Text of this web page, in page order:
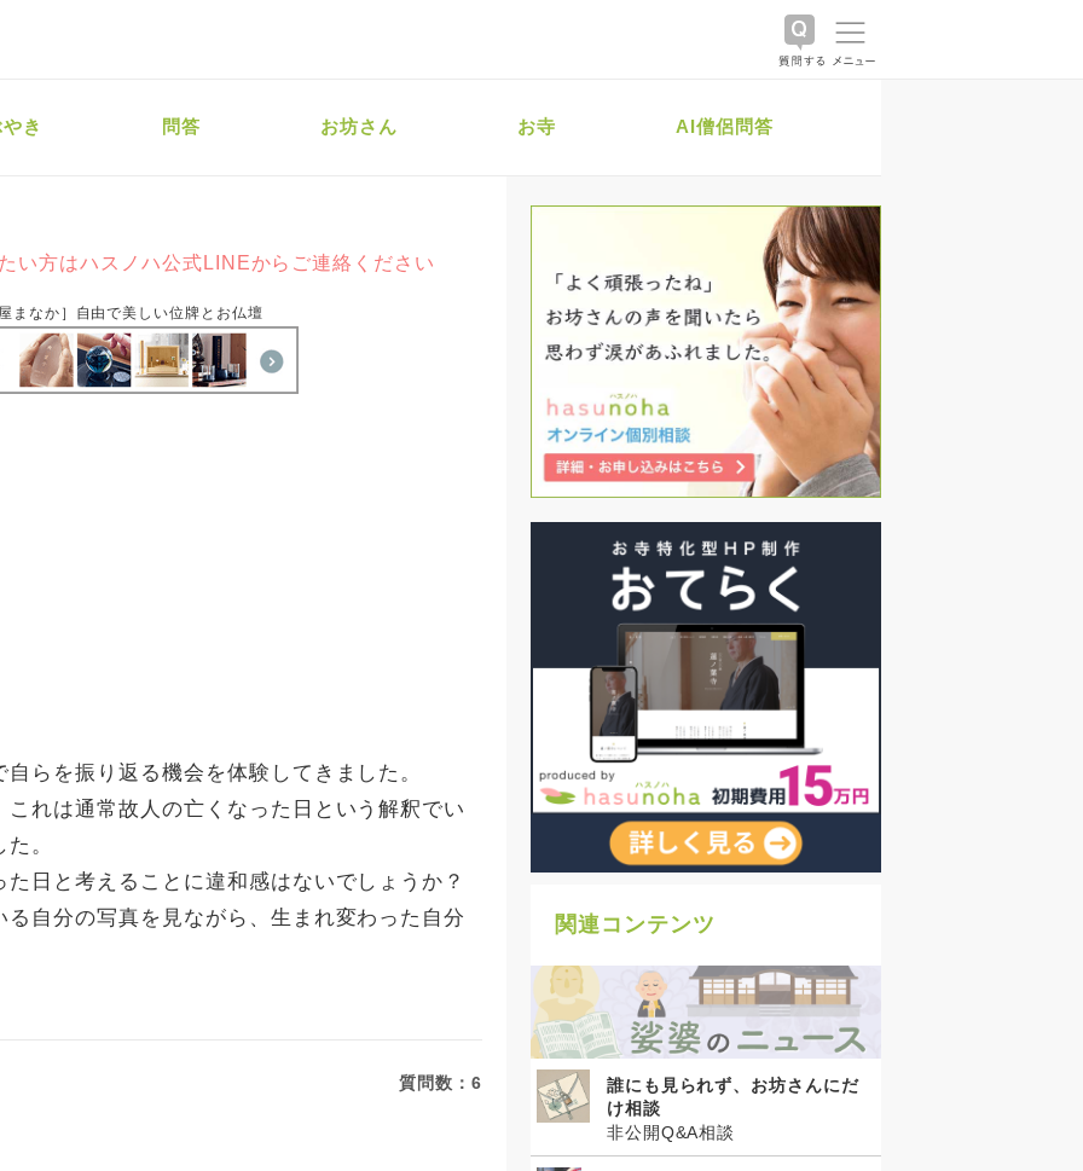
き 問答 お坊さん お寺 AI僧侶問答
い方はハスノハ公式LINEからご連絡ください
まなか］自由で美しい位牌とお仏壇
らを振り返る機会を体験してきました。
れは通常故人の亡くなった日という解釈でい
。
日と考えることに違和感はないでしょうか？
自分の写真を見ながら、生まれ変わった自分
質問数：6
関連コンテンツ
誰にも見られず、お坊さんにだ
け相談
非公開Q&A相談